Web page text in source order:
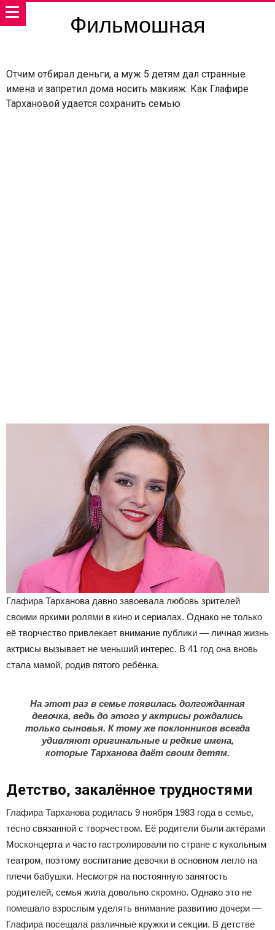
Фильмошная
Отчим отбирал деньги, а муж 5 детям дал странные
имена и запретил дома носить макияж: Как Глафире
Тархановой удается сохранить семью
Глафира Тарханова давно завоевала любовь зрителей
своими яркими ролями в кино и сериалах. Однако не только
её творчество привлекает внимание публики — личная жизнь
актрисы вызывает не меньший интерес. В 41 год она вновь
стала мамой, родив пятого ребёнка.
На этот раз в семье появилась долгожданная
девочка, ведь до этого у актрисы рождались
только сыновья. К тому же поклонников всегда
удивляют оригинальные и редкие имена,
которые Тарханова даёт своим детям.
Детство, закалённое трудностями
Глафира Тарханова родилась 9 ноября 1983 года в семье,
тесно связанной с творчеством. Её родители были актёрами
Москонцерта и часто гастролировали по стране с кукольным
театром, поэтому воспитание девочки в основном легло на
плечи бабушки. Несмотря на постоянную занятость
родителей, семья жила довольно скромно. Однако это не
помешало взрослым уделять внимание развитию дочери —
Глафира посещала различные кружки и секции. В детстве